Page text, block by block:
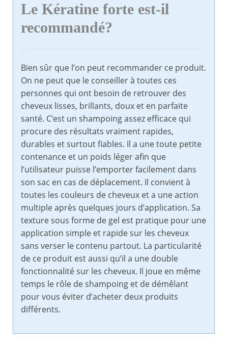
Le Kératine forte est-il
recommandé?
Bien sûr que l’on peut recommander ce produit.
On ne peut que le conseiller à toutes ces
personnes qui ont besoin de retrouver des
cheveux lisses, brillants, doux et en parfaite
santé. C’est un shampoing assez efficace qui
procure des résultats vraiment rapides,
durables et surtout fiables. Il a une toute petite
contenance et un poids léger afin que
l’utilisateur puisse l’emporter facilement dans
son sac en cas de déplacement. Il convient à
toutes les couleurs de cheveux et a une action
multiple après quelques jours d’application. Sa
texture sous forme de gel est pratique pour une
application simple et rapide sur les cheveux
sans verser le contenu partout. La particularité
de ce produit est aussi qu’il a une double
fonctionnalité sur les cheveux. Il joue en même
temps le rôle de shampoing et de démêlant
pour vous éviter d’acheter deux produits
différents.